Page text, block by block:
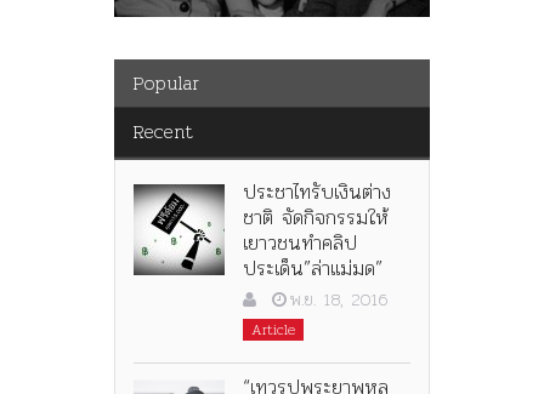
Popular
Recent
ประชาไทรับเงินต่าง
ชาติ จัดกิจกรรมให้
เยาวชนทำคลิป
ประเด็น”ล่าแม่มด”
พ.ย. 18, 2016
Article
“เทวรูปพระยาพหล